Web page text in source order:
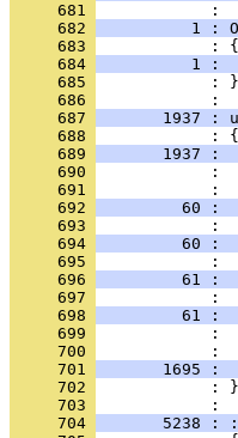
     681
     682
1 :
     683
     684
1 :
     685
            : }
     686
     687
1937 :
     688
     689
1937 :
     690
     691
     692
60 :
     693
     694
60 :
     695
     696
61 :
     697
     698
61 :
     699
     700
     701
1695 :
     702
            : }
     703
     704
5238 :